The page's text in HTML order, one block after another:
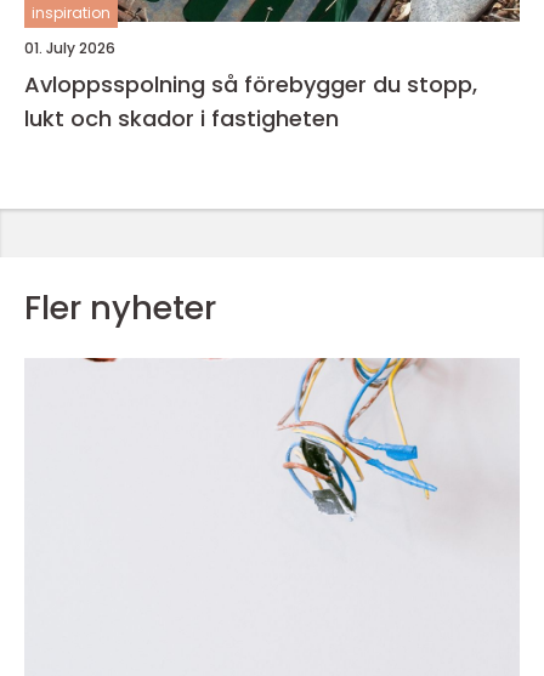
inspiration
01. July 2026
Avloppsspolning så förebygger du stopp,
lukt och skador i fastigheten
Fler nyheter